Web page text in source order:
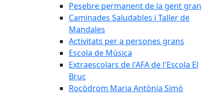
Pesebre permanent de la gent gran
Caminades Saludables i Taller de
Mandales
Activitats per a persones grans
Escola de Música
Extraescolars de l'AFA de l'Escola El
Bruc
Rocòdrom Maria Antònia Simó